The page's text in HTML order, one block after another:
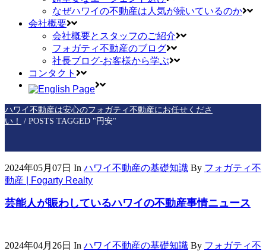
なぜハワイの不動産は人気が続いているのか
会社概要
会社概要とスタッフのご紹介
フォガティ不動産のブログ
社長ブログ-お客様から学ぶ
コンタクト
ハワイ不動産は安心のフォガティ不動産にお任せくださ
い！
/ POSTS TAGGED "円安"
2024年05月07日 In ハワイ不動産の基礎知識 By フォガティ不
動産 | Fogarty Realty
芸能人が賑わしているハワイの不動産事情ニュース
2024年04月26日 In ハワイ不動産の基礎知識 By フォガティ不